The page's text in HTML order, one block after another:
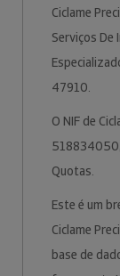
Ciclame
Serviços De
47910.
O NIF de
Quotas.
Este é um
Ciclame
base de